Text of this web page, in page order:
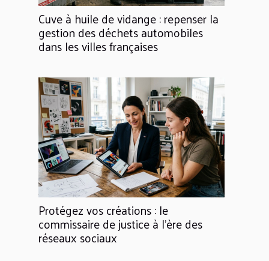
Cuve à huile de vidange : repenser la
gestion des déchets automobiles
dans les villes françaises
Protégez vos créations : le
commissaire de justice à l’ère des
réseaux sociaux